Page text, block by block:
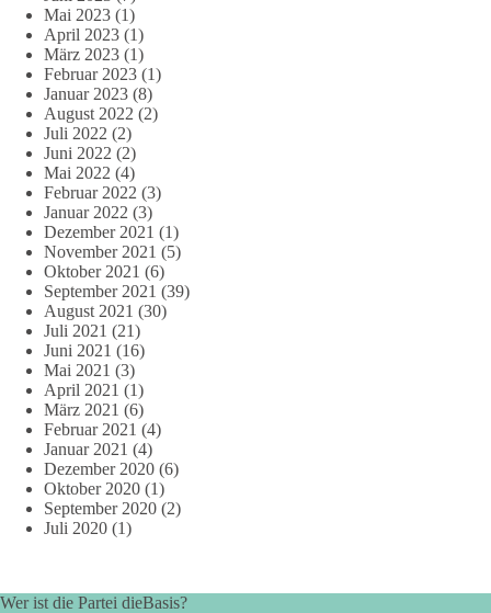
Mai 2023 (1)
April 2023 (1)
März 2023 (1)
Februar 2023 (1)
Januar 2023 (8)
August 2022 (2)
Juli 2022 (2)
Juni 2022 (2)
Mai 2022 (4)
Februar 2022 (3)
Januar 2022 (3)
Dezember 2021 (1)
November 2021 (5)
Oktober 2021 (6)
September 2021 (39)
August 2021 (30)
Juli 2021 (21)
Juni 2021 (16)
Mai 2021 (3)
April 2021 (1)
März 2021 (6)
Februar 2021 (4)
Januar 2021 (4)
Dezember 2020 (6)
Oktober 2020 (1)
September 2020 (2)
Juli 2020 (1)
Wer ist die Partei dieBasis?